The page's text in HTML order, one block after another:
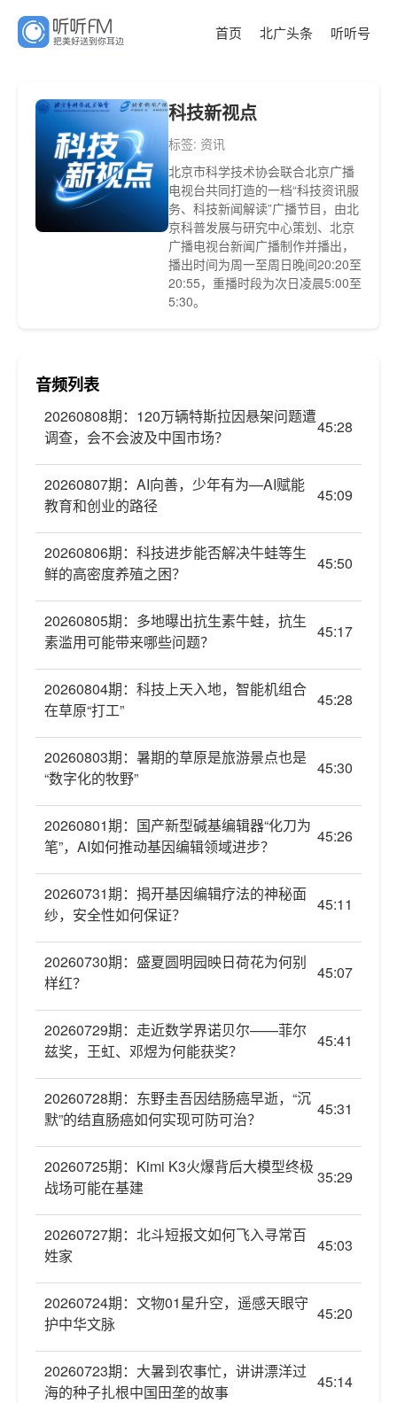
首页 北广头条 听听号
科技新视点
标签: 资讯
北京市科学技术协会联合北京广播
电视台共同打造的一档“科技资讯服
务、科技新闻解读”广播节目，由北
京科普发展与研究中心策划、北京
广播电视台新闻广播制作并播出，
播出时间为周一至周日晚间20:20至
20:55，重播时段为次日凌晨5:00至
5:30。
音频列表
20260808期：120万辆特斯拉因悬架问题遭
调查，会不会波及中国市场？
45:28
20260807期：AI向善，少年有为—AI赋能
教育和创业的路径
45:09
20260806期：科技进步能否解决牛蛙等生
鲜的高密度养殖之困？
45:50
20260805期：多地曝出抗生素牛蛙，抗生
素滥用可能带来哪些问题？
45:17
20260804期：科技上天入地，智能机组合
在草原“打工”
45:28
20260803期：暑期的草原是旅游景点也是
“数字化的牧野”
45:30
20260801期：国产新型碱基编辑器“化刀为
笔”，AI如何推动基因编辑领域进步？
45:26
20260731期：揭开基因编辑疗法的神秘面
纱，安全性如何保证？
45:11
20260730期：盛夏圆明园映日荷花为何别
样红？
45:07
20260729期：走近数学界诺贝尔——菲尔
兹奖，王虹、邓煜为何能获奖？
45:41
20260728期：东野圭吾因结肠癌早逝，“沉
默”的结直肠癌如何实现可防可治？
45:31
20260725期：Kimi K3火爆背后大模型终极
战场可能在基建
35:29
20260727期：北斗短报文如何飞入寻常百
姓家
45:03
20260724期：文物01星升空，遥感天眼守
护中华文脉
45:20
20260723期：大暑到农事忙，讲讲漂洋过
海的种子扎根中国田垄的故事
45:14